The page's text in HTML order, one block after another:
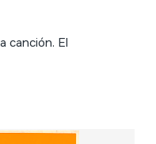
canción. El